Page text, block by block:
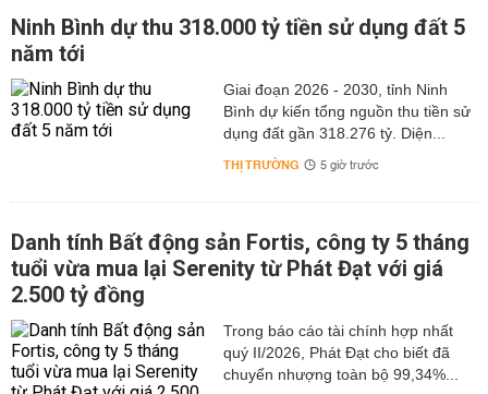
Ninh Bình dự thu 318.000 tỷ tiền sử dụng đất 5
năm tới
Giai đoạn 2026 - 2030, tỉnh Ninh
Bình dự kiến tổng nguồn thu tiền sử
dụng đất gần 318.276 tỷ. Diện...
THỊ TRƯỜNG 5 giờ trước
Danh tính Bất động sản Fortis, công ty 5 tháng
tuổi vừa mua lại Serenity từ Phát Đạt với giá
2.500 tỷ đồng
Trong báo cáo tài chính hợp nhất
quý II/2026, Phát Đạt cho biết đã
chuyển nhượng toàn bộ 99,34%...